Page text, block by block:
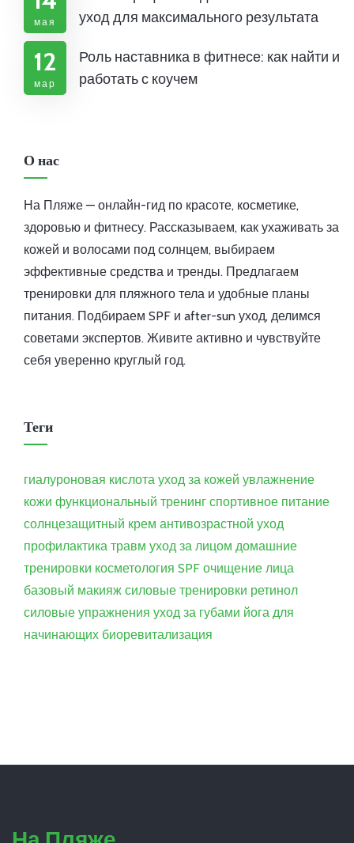
мая
уход для максимального результата
12
мар
Роль наставника в фитнесе: как найти и
работать с коучем
О нас
На Пляже — онлайн-гид по красоте, косметике,
здоровью и фитнесу. Рассказываем, как ухаживать за
кожей и волосами под солнцем, выбираем
эффективные средства и тренды. Предлагаем
тренировки для пляжного тела и удобные планы
питания. Подбираем SPF и after-sun уход, делимся
советами экспертов. Живите активно и чувствуйте
себя уверенно круглый год.
Теги
гиалуроновая кислота уход за кожей увлажнение
кожи функциональный тренинг спортивное питание
солнцезащитный крем антивозрастной уход
профилактика травм уход за лицом домашние
тренировки косметология SPF очищение лица
базовый макияж силовые тренировки ретинол
силовые упражнения уход за губами йога для
начинающих биоревитализация